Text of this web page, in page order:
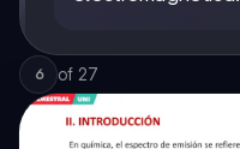
6 of 27